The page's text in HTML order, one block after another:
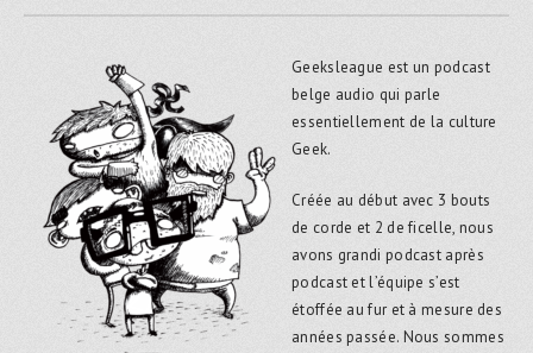
Geeksleague est un podcast
belge audio qui parle
essentiellement de la culture
Geek.
Créée au début avec 3 bouts
de corde et 2 de ficelle, nous
avons grandi podcast après
podcast et l’équipe s’est
étoffée au fur et à mesure des
années passée. Nous sommes